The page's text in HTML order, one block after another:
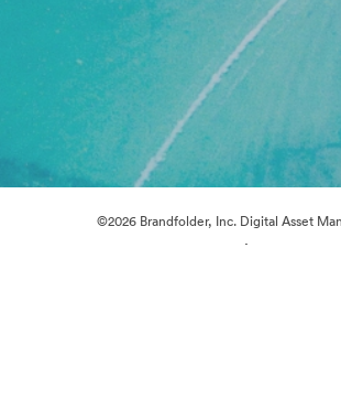
©2026 Brandfolder, Inc. Digital Asset
·